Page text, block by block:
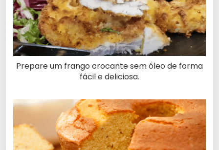
Prepare um frango crocante sem óleo de forma
fácil e deliciosa.